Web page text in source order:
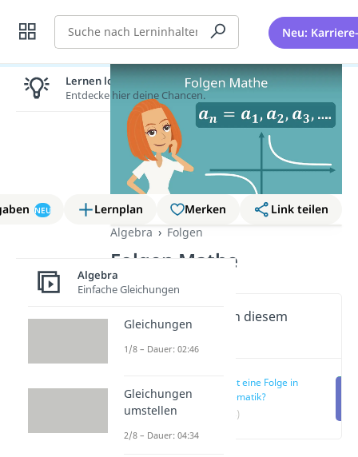
Suche Neu:
NEU Lernplan Merken
Link teilen
Algebra
Folgen
Folgen Mathe
Wichtige Inhalte in diesem
Was ist eine Folge in
Mathematik?
(00:14)
Lernen lohnt sich!
Entdecke hier deine Chancen.
Algebra
Einfache Gleichungen
Gleichungen
1/8 – Dauer: 02:46
Gleichungen
umstellen
2/8 – Dauer: 04:34